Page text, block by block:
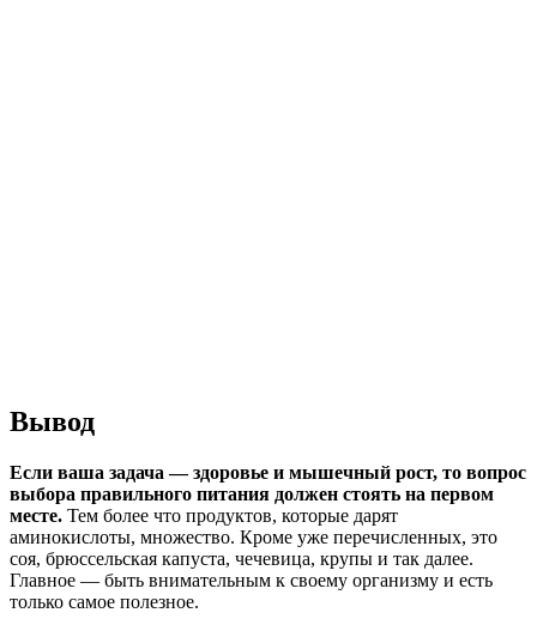
Вывод
Если ваша задача — здоровье и мышечный рост, то вопрос
выбора правильного питания должен стоять на первом
месте. Тем более что продуктов, которые дарят
аминокислоты, множество. Кроме уже перечисленных, это
соя, брюссельская капуста, чечевица, крупы и так далее.
Главное — быть внимательным к своему организму и есть
только самое полезное.